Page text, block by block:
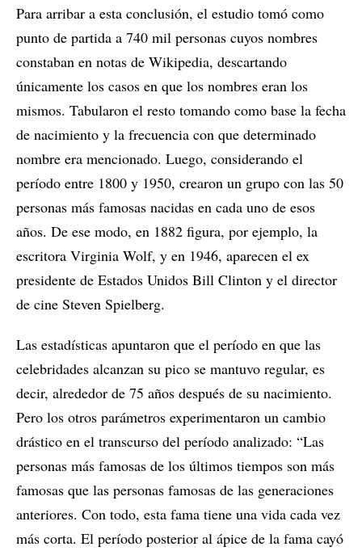
Para arribar a esta conclusión, el estudio tomó como
punto de partida a 740 mil personas cuyos nombres
constaban en notas de Wikipedia, descartando
únicamente los casos en que los nombres eran los
mismos. Tabularon el resto tomando como base la fecha
de nacimiento y la frecuencia con que determinado
nombre era mencionado. Luego, considerando el
período entre 1800 y 1950, crearon un grupo con las 50
personas más famosas nacidas en cada uno de esos
años. De ese modo, en 1882 figura, por ejemplo, la
escritora Virginia Wolf, y en 1946, aparecen el ex
presidente de Estados Unidos Bill Clinton y el director
de cine Steven Spielberg.
Las estadísticas apuntaron que el período en que las
celebridades alcanzan su pico se mantuvo regular, es
decir, alrededor de 75 años después de su nacimiento.
Pero los otros parámetros experimentaron un cambio
drástico en el transcurso del período analizado: “Las
personas más famosas de los últimos tiempos son más
famosas que las personas famosas de las generaciones
anteriores. Con todo, esta fama tiene una vida cada vez
más corta. El período posterior al ápice de la fama cayó